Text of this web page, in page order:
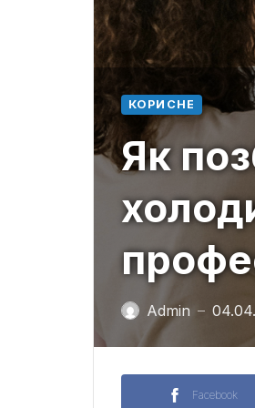
КОРИСНЕ
Як
Admin —
Facebook